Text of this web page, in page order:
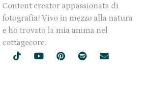
Content creator appassionata di
fotografia! Vivo in mezzo alla natura
e ho trovato la mia anima nel
cottagecore.